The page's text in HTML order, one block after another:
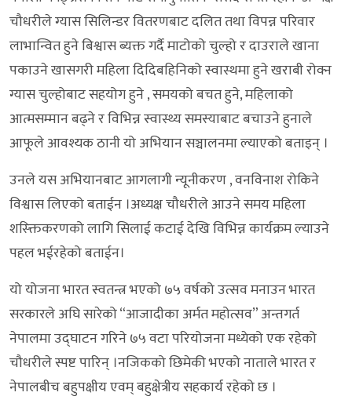
चौधरीले ग्यास सिलिन्डर वितरणबाट दलित तथा विपन्न परिवार
लाभान्वित हुने बिश्वास ब्यक्त गर्दै माटोको चुल्हो र दाउराले खाना
पकाउने खासगरी महिला दिदिबहिनिको स्वास्थमा हुने खराबी रोक्न
ग्यास चुल्होबाट सहयोग हुने , समयको बचत हुने, महिलाको
आत्मसम्मान बढ्ने र विभिन्न स्वास्थ्य समस्याबाट बचाउने हुनाले
आफूले आवश्यक ठानी यो अभियान सञ्चालनमा ल्याएको बताइन् ।
उनले यस अभियानबाट आगलागी न्यूनीकरण , वनविनाश रोकिने
विश्वास लिएको बताईन ।अध्यक्ष चौधरीले आउने समय महिला
शस्क्तिकरणको लागि सिलाई कटाई देखि विभिन्न कार्यक्रम ल्याउने
पहल भईरहेको बताईन।
यो योजना भारत स्वतन्त्र भएको ७५ वर्षको उत्सव मनाउन भारत
सरकारले अघि सारेको “आजादीका अर्मत महोत्सव” अन्तगर्त
नेपालमा उद्घाटन गरिने ७५ वटा परियोजना मध्येको एक रहेको
चौधरीले स्पष्ट पारिन् ।नजिकको छिमेकी भएको नाताले भारत र
नेपालबीच बहुपक्षीय एवम् बहुक्षेत्रीय सहकार्य रहेको छ ।